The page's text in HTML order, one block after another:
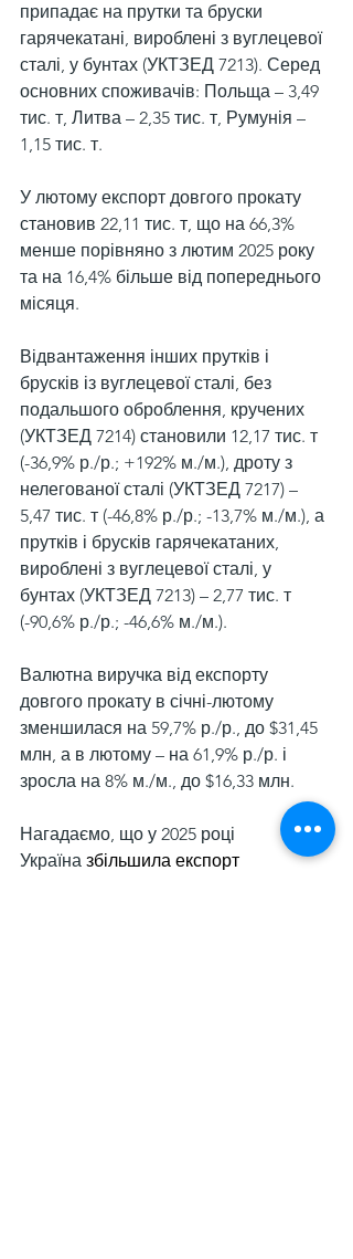
припадає на прутки та бруски
гарячекатані, вироблені з вуглецевої
сталі, у бунтах (УКТЗЕД 7213). Серед
основних споживачів: Польща – 3,49
тис. т, Литва – 2,35 тис. т, Румунія –
1,15 тис. т.
У лютому експорт довгого прокату
становив 22,11 тис. т, що на 66,3%
менше порівняно з лютим 2025 року
та на 16,4% більше від попереднього
місяця.
Відвантаження інших прутків і
брусків із вуглецевої сталі, без
подальшого оброблення, кручених
(УКТЗЕД 7214) становили 12,17 тис. т
(-36,9% р./р.; +192% м./м.), дроту з
нелегованої сталі (УКТЗЕД 7217) –
5,47 тис. т (-46,8% р./р.; -13,7% м./м.), а
прутків і брусків гарячекатаних,
вироблені з вуглецевої сталі, у
бунтах (УКТЗЕД 7213) – 2,77 тис. т
(-90,6% р./р.; -46,6% м./м.).
Валютна виручка від експорту
довгого прокату в січні-лютому
зменшилася на 59,7% р./р., до $31,45
млн, а в лютому – на 61,9% р./р. і
зросла на 8% м./м., до $16,33 млн.
Нагадаємо, що у 2025 році
Україна збільшила експорт